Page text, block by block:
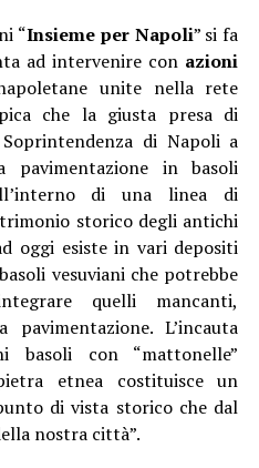
“Insieme per Napoli” si fa
ad intervenire con azioni
unite nella rete
che la giusta presa di
di Napoli a
pavimentazione in basoli
di una linea di
storico degli antichi
oggi esiste in vari depositi
vesuviani che potrebbe
quelli mancanti,
L’incauta
basoli con “mattonelle”
etnea costituisce un
di vista storico che dal
nostra città”.